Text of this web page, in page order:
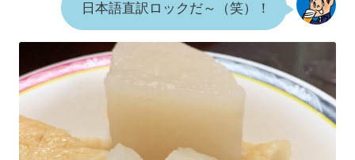
日本語直訳ロックだ～（笑）！